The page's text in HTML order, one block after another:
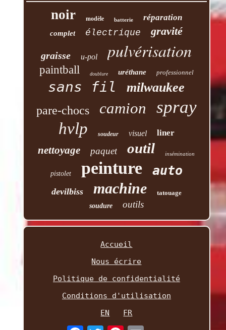
noir modèle batterie réparation
complet électrique gravité
graisse u-pol pulvérisation
paintball doublure uréthane professionnel
sans fil milwaukee
pare-chocs camion spray
hvlp soudeur visuel liner
nettoyage paquet outil insémination
pistolet peinture auto
devilbiss machine
tatouage
soudure
outils
Accueil
Nous écrire
Politique de confidentialité
Conditions d'utilisation
EN
FR